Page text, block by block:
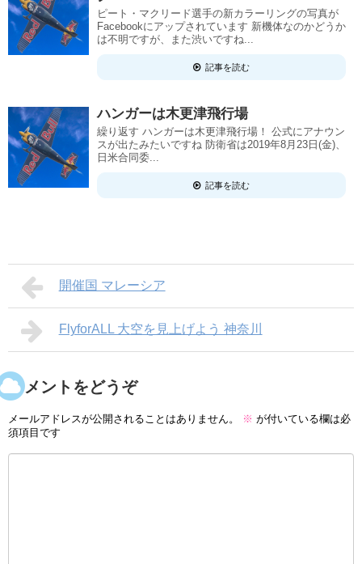
ピート・マクリード選手の新カラーリングの写真が
Facebookにアップされています 新機体なのかどうか
は不明ですが、また渋いですね...
記事を読む
ハンガーは木更津飛行場
繰り返す ハンガーは木更津飛行場！ 公式にアナウン
スが出たみたいですね 防衛省は2019年8月23日(金)、
日米合同委...
記事を読む
開催国 マレーシア
FlyforALL 大空を見上げよう 神奈川
コメントをどうぞ
メールアドレスが公開されることはありません。 ※ が付いている欄は必
須項目です